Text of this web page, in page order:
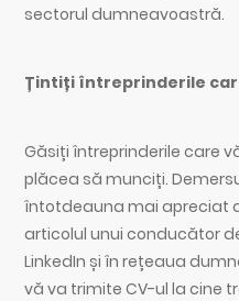
sectorul dumneavoastră.
Țintiți întreprinderile
Găsiți întreprinderile care
plăcea să munciți.
întotdeauna mai apreciat
articolul unui conducător
LinkedIn și în rețeaua
vă va trimite CV-ul la cine